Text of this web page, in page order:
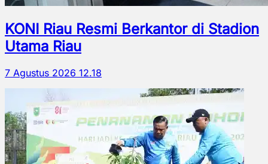
KONI Riau Resmi Berkantor di Stadion
Utama Riau
7 Agustus 2026 12.18